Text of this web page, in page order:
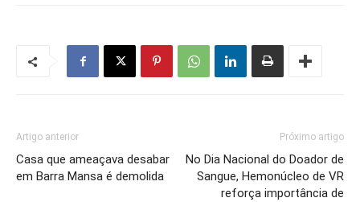
Artigo anterior
Casa que ameaçava desabar
em Barra Mansa é demolida
Próximo artigo
No Dia Nacional do Doador de
Sangue, Hemonúcleo de VR
reforça importância de